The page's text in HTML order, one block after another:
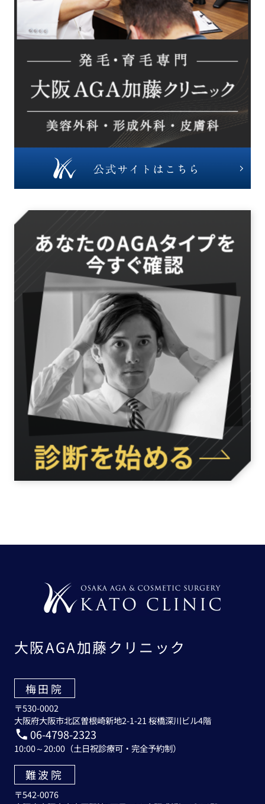
大阪AGA加藤クリニック
梅田院
〒530-0002
大阪府大阪市北区曽根崎新地2-1-21 桜橋深川ビル4階
06-4798-2323
10:00～20:00（土日祝診療可・完全予約制）
難波院
〒542-0076